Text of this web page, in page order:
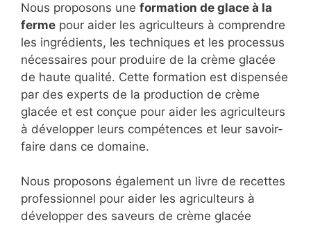
Nous proposons une formation de glace à la
ferme pour aider les agriculteurs à comprendre
les ingrédients, les techniques et les processus
nécessaires pour produire de la crème glacée
de haute qualité. Cette formation est dispensée
par des experts de la production de crème
glacée et est conçue pour aider les agriculteurs
à développer leurs compétences et leur savoir-
faire dans ce domaine.
Nous proposons également un livre de recettes
professionnel pour aider les agriculteurs à
développer des saveurs de crème glacée